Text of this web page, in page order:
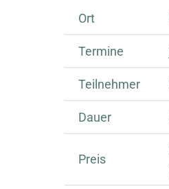
Ort
Termine
Teilnehmer
Dauer
Preis